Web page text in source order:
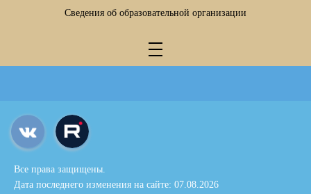
Сведения об образовательной организации
Все права защищены.
Дата последнего изменения на сайте: 07.08.2026